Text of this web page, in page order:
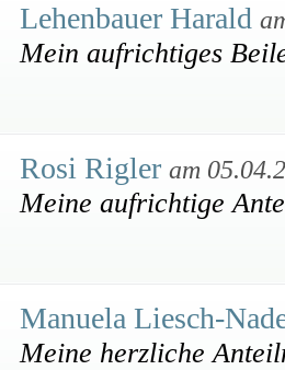
Lehenbauer Harald
Mein aufrichtiges
Rosi Rigler am
Meine aufrichtige
Manuela Liesch-
Meine herzliche